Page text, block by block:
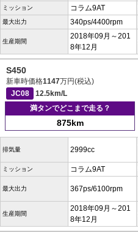
ミッション コラム9AT
最大出力 340ps/4400rpm
生産期間
2018年09月～201
8年12月
S450
新車時価格1147万円(税込)
JC08
12.5km/L
満タンでどこまで走る？
875km
排気量 2999cc
ミッション コラム9AT
最大出力 367ps/6100rpm
生産期間
2018年09月～201
8年12月